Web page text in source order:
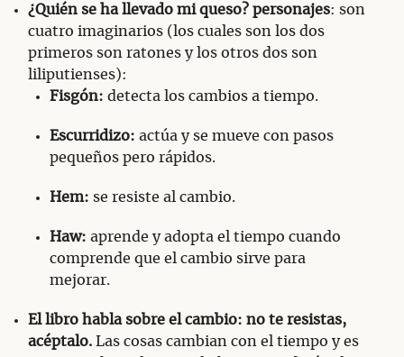
¿Quién se ha llevado mi queso? personajes: son
cuatro imaginarios (los cuales son los dos
primeros son ratones y los otros dos son
liliputienses):
Fisgón: detecta los cambios a tiempo.
Escurridizo: actúa y se mueve con pasos
pequeños pero rápidos.
Hem: se resiste al cambio.
Haw: aprende y adopta el tiempo cuando
comprende que el cambio sirve para
mejorar.
El libro habla sobre el cambio: no te resistas,
acéptalo. Las cosas cambian con el tiempo y es